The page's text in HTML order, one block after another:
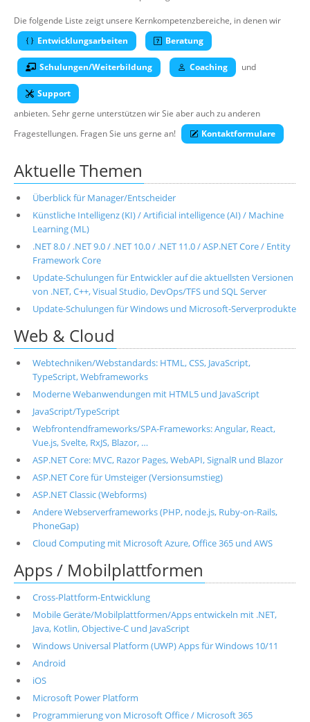
Suche
Die folgende Liste zeigt unsere Kernkompetenzbereiche, in denen wir
Entwicklungsarbeiten
Beratung
Schulungen/Weiterbildung Coaching und
Support
anbieten. Sehr gerne unterstützen wir Sie aber auch zu anderen
Fragestellungen. Fragen Sie uns gerne an!
Kontaktformulare
Aktuelle Themen
Überblick für Manager/Entscheider
Künstliche Intelligenz (KI) / Artificial intelligence (AI) / Machine
Learning (ML)
.NET 8.0 / .NET 9.0 / .NET 10.0 / .NET 11.0 / ASP.NET Core / Entity
Framework Core
Update-Schulungen für Entwickler auf die aktuellsten Versionen
von .NET, C++, Visual Studio, DevOps/TFS und SQL Server
Update-Schulungen für Windows und Microsoft-Serverprodukte
Web & Cloud
Webtechniken/Webstandards: HTML, CSS, JavaScript,
TypeScript, Webframeworks
Moderne Webanwendungen mit HTML5 und JavaScript
JavaScript/TypeScript
Webfrontendframeworks/SPA-Frameworks: Angular, React,
Vue.js, Svelte, RxJS, Blazor, …
ASP.NET Core: MVC, Razor Pages, WebAPI, SignalR und Blazor
ASP.NET Core für Umsteiger (Versionsumstieg)
ASP.NET Classic (Webforms)
Andere Webserverframeworks (PHP, node.js, Ruby-on-Rails,
PhoneGap)
Cloud Computing mit Microsoft Azure, Office 365 und AWS
Apps / Mobilplattformen
Cross-Plattform-Entwicklung
Mobile Geräte/Mobilplattformen/Apps entwickeln mit .NET,
Java, Kotlin, Objective-C und JavaScript
Windows Universal Platform (UWP) Apps für Windows 10/11
Android
iOS
Microsoft Power Platform
Programmierung von Microsoft Office / Microsoft 365